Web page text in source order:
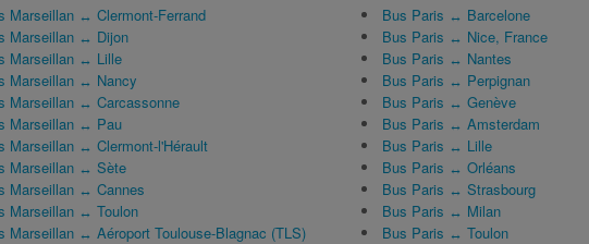
Marseillan ↔ Clermont-Ferrand
Marseillan ↔ Dijon
Marseillan ↔ Lille
Marseillan ↔ Nancy
Marseillan ↔ Carcassonne
Marseillan ↔ Pau
Marseillan ↔ Clermont-l'Hérault
Marseillan ↔ Sète
Marseillan ↔ Cannes
Marseillan ↔ Toulon
Marseillan ↔ Aéroport Toulouse-Blagnac (TLS)
Bus Paris ↔ Barcelone
Bus Paris ↔ Nice, France
Bus Paris ↔ Nantes
Bus Paris ↔ Perpignan
Bus Paris ↔ Genève
Bus Paris ↔ Amsterdam
Bus Paris ↔ Lille
Bus Paris ↔ Orléans
Bus Paris ↔ Strasbourg
Bus Paris ↔ Milan
Bus Paris ↔ Toulon